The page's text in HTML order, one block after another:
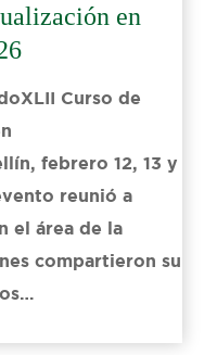
en
Curso de
febrero 12, 13 y
reunió a
el área de la
compartieron su